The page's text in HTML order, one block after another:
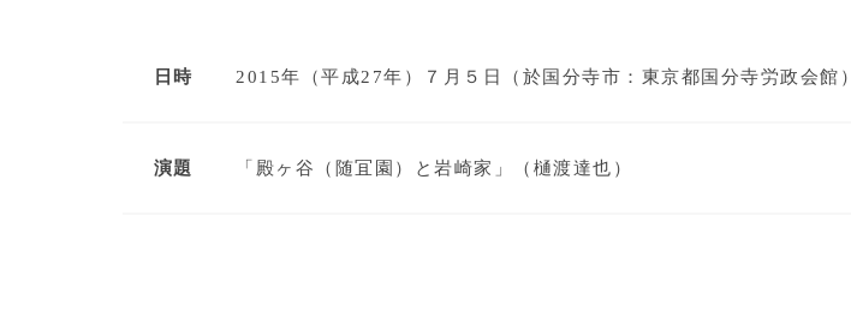
日時 2015年（平成27年）７月５日（於国分寺市：東京都国分寺労政会館）
演題 「殿ヶ谷（随冝園）と岩崎家」（樋渡達也）